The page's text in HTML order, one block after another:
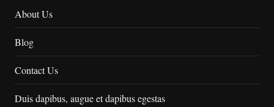
About Us
Blog
Contact Us
Duis dapibus, augue et dapibus egestas